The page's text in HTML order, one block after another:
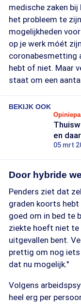
medische zaken
het probleem te
mogelijkheden
op je werk móét
coronabesmetting
hebt of niet. Maar
staat om een
BEKIJK OOK
en
05 mrt
Door hybride
Penders ziet dat
graden koorts hebt
goed om in bed te
ziekte hoeft niet te
uitgevallen bent.
prettig om nog iets
dat nu mogelijk."
Volgens
heel erg per